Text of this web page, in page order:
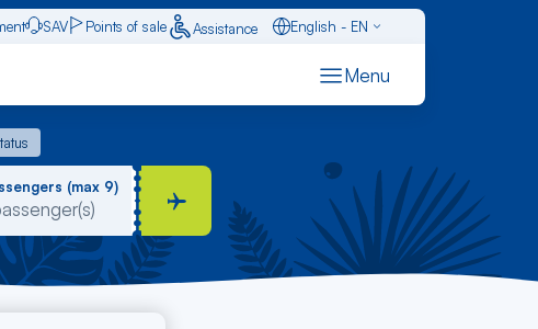
SAV Points of sale Assistance
English - EN
Menu
(max 9)